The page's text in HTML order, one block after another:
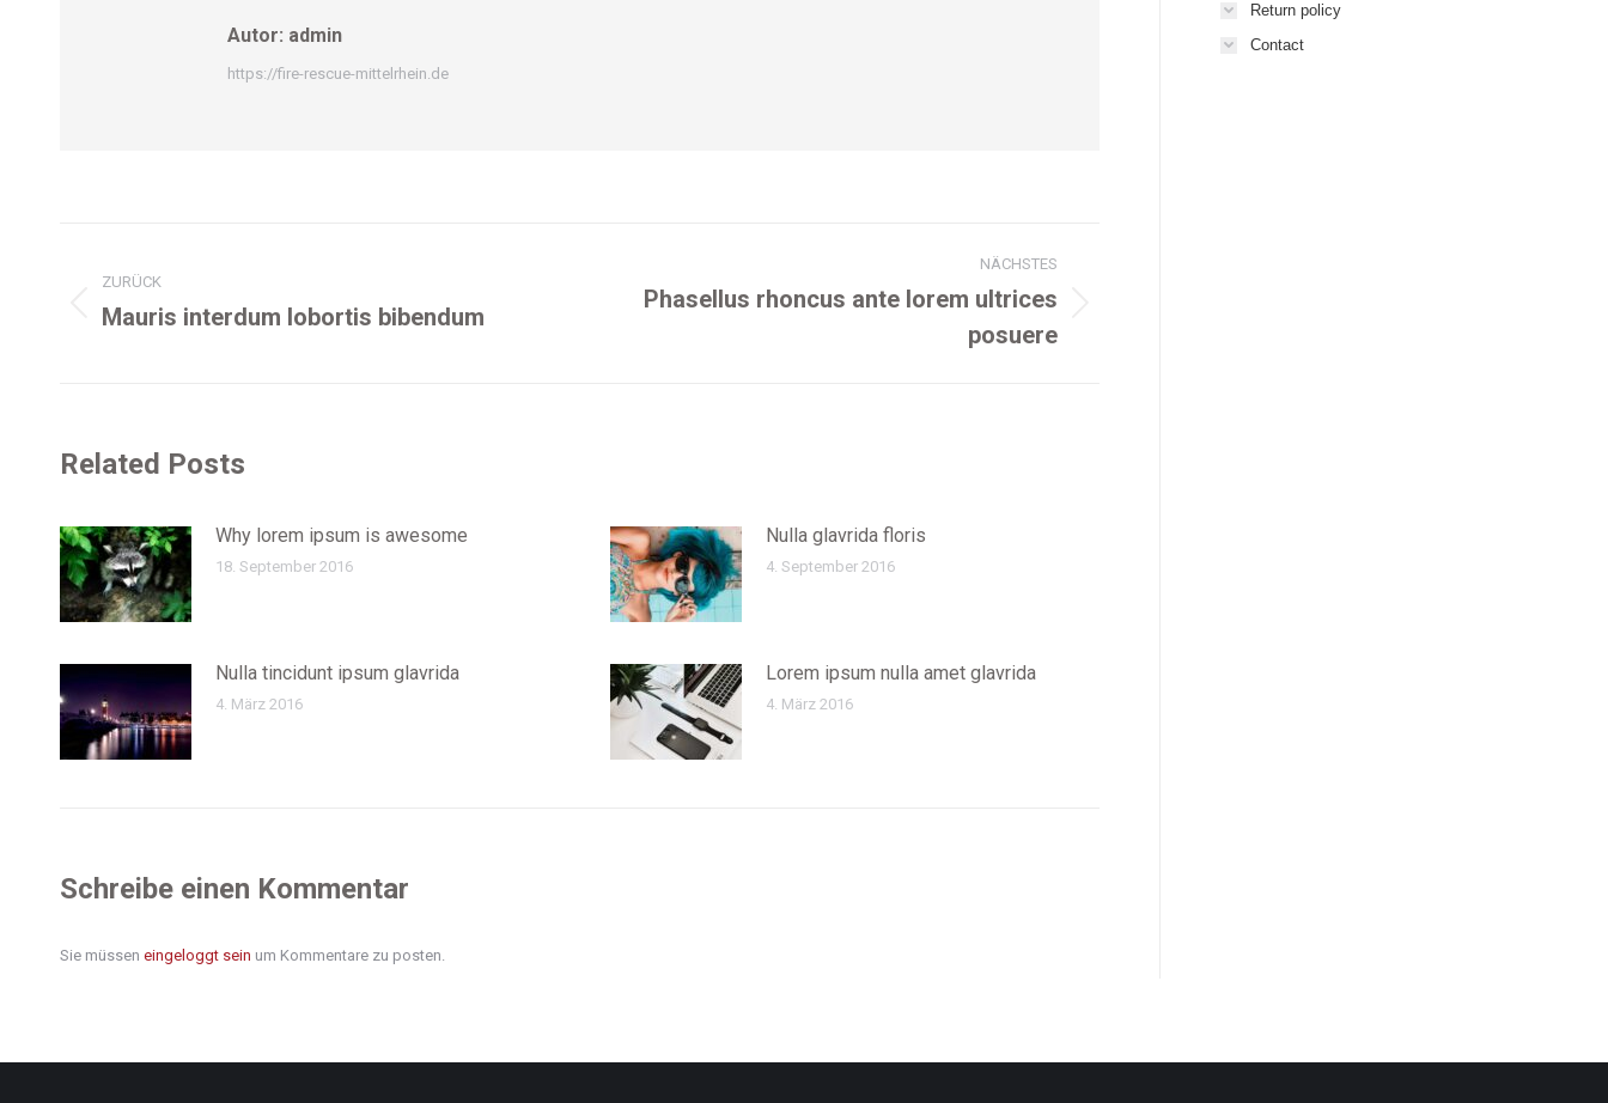
Autor: admin
https://fire-rescue-mittelrhein.de
ZURÜCK
Vorheriger
Mauris interdum lobortis bibendum
NÄCHSTES
Phasellus rhoncus ante lorem ultrices
posuere
Related Posts
Why lorem ipsum is awesome
18. September 2016
Nulla glavrida floris
4. September 2016
Nulla tincidunt ipsum glavrida
4. März 2016
Lorem ipsum nulla amet glavrida
4. März 2016
Schreibe einen Kommentar
Sie müssen eingeloggt sein um Kommentare zu posten.
Return policy
Contact